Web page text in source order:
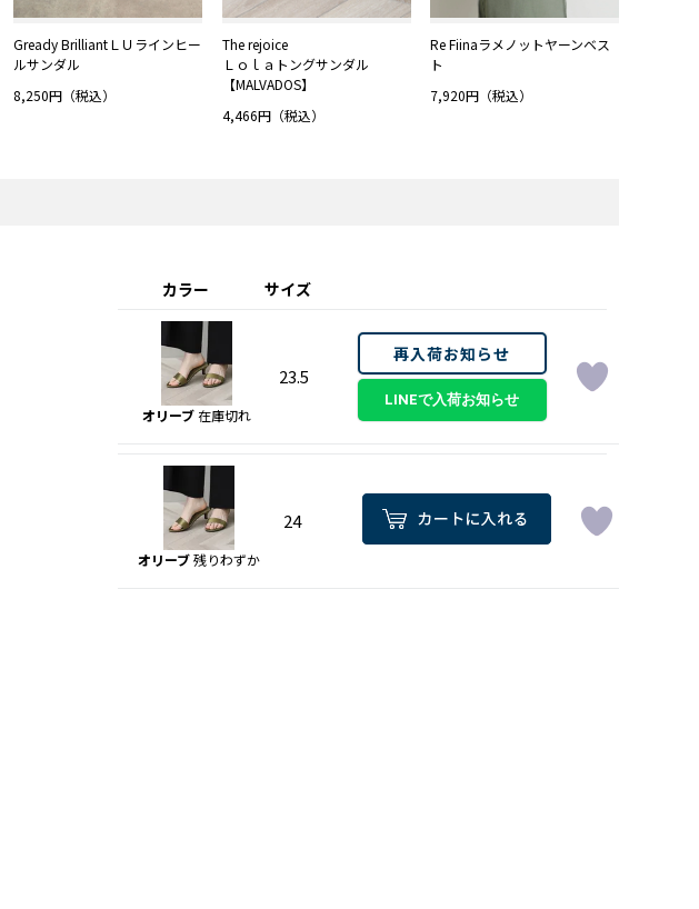
Gready BrilliantＬＵラインヒー
ルサンダル
8,250円（税込）
The rejoice
Ｌｏｌａトングサンダル
【MALVADOS】
4,466円（税込）
Re Fiinaラメノットヤーンベス
ト
7,920円（税込）
サイズ
カラー
オリーブ在庫切れ
23.5
再入荷お知らせ
オリーブ残りわずか
24